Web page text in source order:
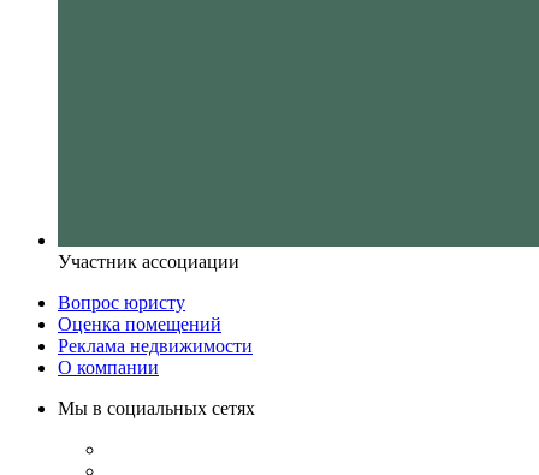
Участник ассоциации
Вопрос юристу
Оценка помещений
Реклама недвижимости
О компании
Мы в социальных сетях